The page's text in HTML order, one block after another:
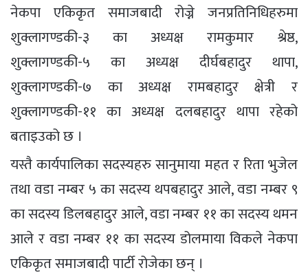
नेकपा एकिकृत समाजबादी रोज्ने जनप्रतिनिधिहरुमा
शुक्लागण्डकी-३ का अध्यक्ष रामकुमार श्रेष्ठ,
शुक्लागण्डकी-५ का अध्यक्ष दीर्घबहादुर थापा,
शुक्लागण्डकी-७ का अध्यक्ष रामबहादुर क्षेत्री र
शुक्लागण्डकी-११ का अध्यक्ष दलबहादुर थापा रहेको
बताइउको छ ।
यस्तै कार्यपालिका सदस्यहरु सानुमाया महत र रिता भुजेल
तथा वडा नम्बर ५ का सदस्य थपबहादुर आले, वडा नम्बर ९
का सदस्य डिलबहादुर आले, वडा नम्बर ११ का सदस्य थमन
आले र वडा नम्बर ११ का सदस्य डोलमाया विकले नेकपा
एकिकृत समाजबादी पार्टी रोजेका छन् ।